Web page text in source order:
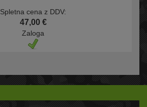
Spletna cena z DDV:
47,00 €
Zaloga